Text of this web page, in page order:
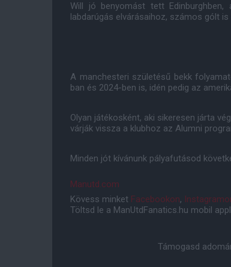
Will jó benyomást tett
labdarúgás elvárásaihoz, számos gólt
A manchesteri születésű bekk
ban és 2024-ben is, idén pedig az
Olyan játékosként, aki sikeresen járta
várják vissza a klubhoz az Alumni
Minden jót kívánunk pályafutásod
Manutd.com
Kövess minket Facebookon,
Töltsd le a ManUtdFanatics.hu mobil
Támogasd